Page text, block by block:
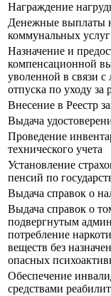
Награждение
Денежные выплаты
коммунальных
Назначение и
компенсационной
уволенной в связи
отпуска по уходу за
Внесение в Реестр
Выдача
Проведение
технического учета
Установление
пенсий по
Выдача справок о
Выдача справок о
подвергнутым
потребление
веществ без
опасных
Обеспечение
средствами